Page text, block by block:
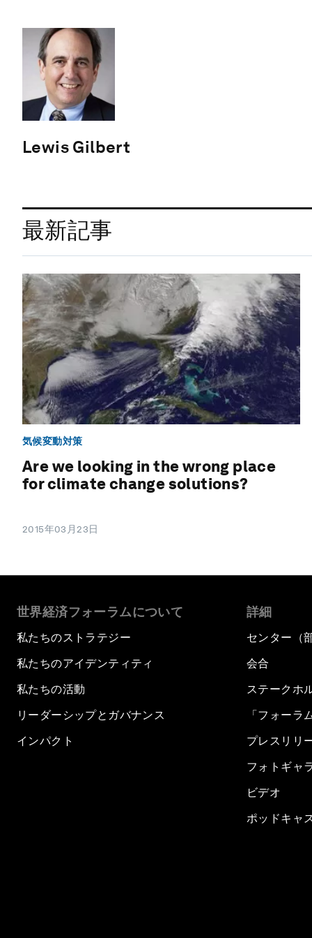
Lewis Gilbert
最新記事
気候変動対策
Are we looking in the wrong place
for climate change solutions?
2015年03月23日
世界経済フォーラムについて
私たちのストラテジー
私たちのアイデンティティ
私たちの活動
リーダーシップとガバナンス
インパクト
詳細
センター（
会合
ステークホ
「フォーラ
プレスリリ
フォトギャ
ビデオ
ポッドキャ